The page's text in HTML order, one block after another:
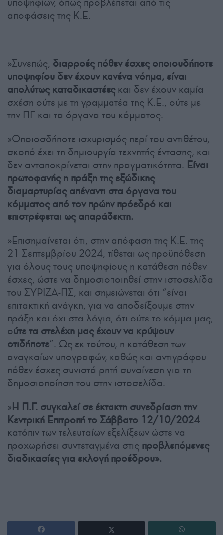
αποφάσεις της Κ.Ε.
»Συνεπώς, διαρροές πόθεν έσχες οποιουδήποτε
υποψηφίου δεν έχουν κανένα νόημα, είναι
απολύτως καταδικαστέεςκαι δεν έχουν καμία
σχέση ούτε με τη γραμματέα της Κ.Ε., ούτε με
την ΠΓ και τα όργανα του κόμματος.
»Οποιοσδήποτε ισχυρισμός περί του αντιθέτου,
σκοπό έχει τη δημιουργία τεχνητής έντασης, και
δεν ανταποκρίνεται στην πραγματικότητα. Είναι
πρωτοφανής η πράξη της εξώδικης
διαμαρτυρίας απέναντι στα όργανα του
κόμματος από τον πρώην πρόεδρό και
επιστρέφεται ως απαράδεκτη.
»Επισημαίνεται ότι, στην απόφαση της Κ.Ε. της
21 Σεπτεμβρίου 2024, τίθεται ως προϋπόθεση
για όλους τους υποψηφίους η κατάθεση πόθεν
έσχες, ώστε να δημοσιοποιηθεί στην ιστοσελίδα
του ΣΥΡΙΖΑ-ΠΣ, και σημειώνεται ότι “είναι
επιτακτική ανάγκη, για να αποδείξουμε στην
πράξη και όχι στα λόγια, ότι ούτε το κόμμα μας,
ούτε τα στελέχη μας έχουν να κρύψουν
οτιδήποτε”. Ως εκ τούτου, η κατάθεση των
αναγκαίων υπογραφών, καθώς και αντιγράφου
πόθεν έσχες συνιστά ρητή συναίνεση για τη
δημοσιοποίηση του στην ιστοσελίδα.
»Η Π.Γ. συγκαλεί σε έκτακτη συνεδρίαση την
Κεντρική Επιτροπή το Σάββατο 12/10/2024
κατόπιν των τελευταίων εξελίξεων ώστε να
προχωρήσει συντεταγμένα στις προβλεπόμενες
διαδικασίες για εκλογή προέδρου».